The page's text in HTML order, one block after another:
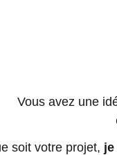
Vous avez une
soit votre projet,